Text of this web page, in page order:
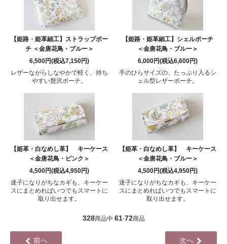
【姫路・姫革細工】ストラップポー
チ ＜金唐花鳥・ブルー＞
6,500円(税込7,150円)
レザーながらしなやかで軽く、持ち
やすい贅沢ポーチ。
【姫路・姫革細工】シェルポーチ
＜金唐花鳥・ブルー＞
6,000円(税込6,600円)
手のひらサイズの、たっぷり入るシ
ェル型レザーポーチ。
【姫革・白なめし革】 キーケース
＜金唐花鳥・ピンク＞
4,500円(税込4,950円)
迷子になりがちなカギも、キーケー
スにまとめればいつでもスマートに
取り出せます。
【姫革・白なめし革】 キーケース
＜金唐花鳥・ブルー＞
4,500円(税込4,950円)
迷子になりがちなカギも、キーケー
スにまとめればいつでもスマートに
取り出せます。
328商品中 61-72商品
前へ 次へ